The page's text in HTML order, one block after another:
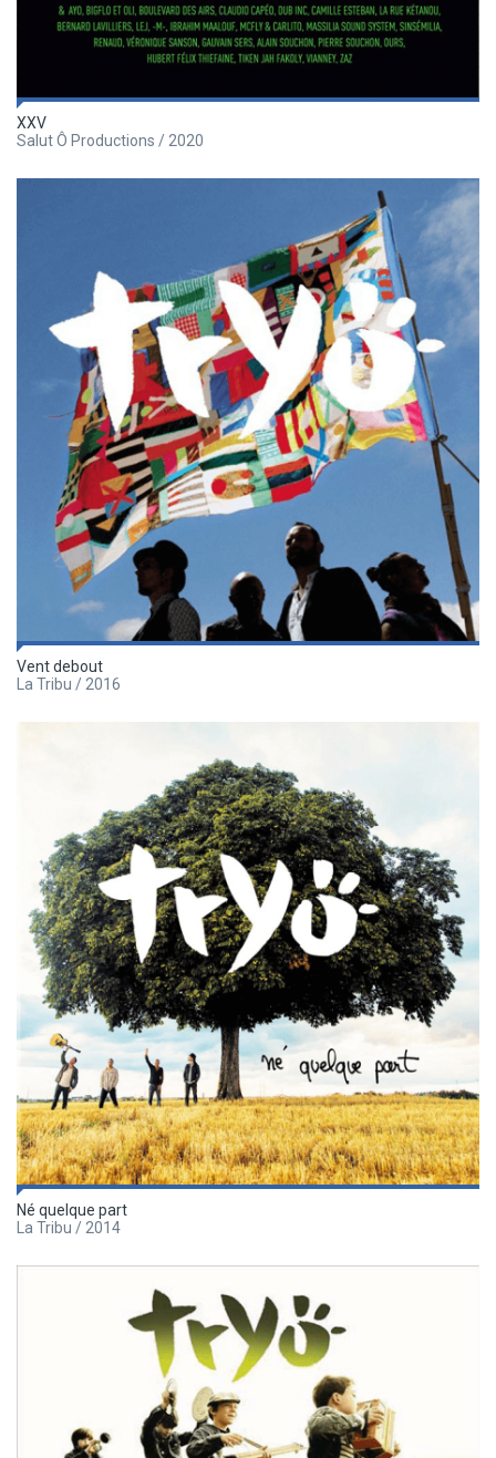
XXV
Salut Ô Productions / 2020
Vent debout
La Tribu / 2016
Né quelque part
La Tribu / 2014